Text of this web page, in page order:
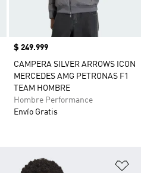
Precio
$ 249.999
CAMPERA SILVER ARROWS ICON
MERCEDES AMG PETRONAS F1
TEAM HOMBRE
Hombre Performance
Envío Gratis